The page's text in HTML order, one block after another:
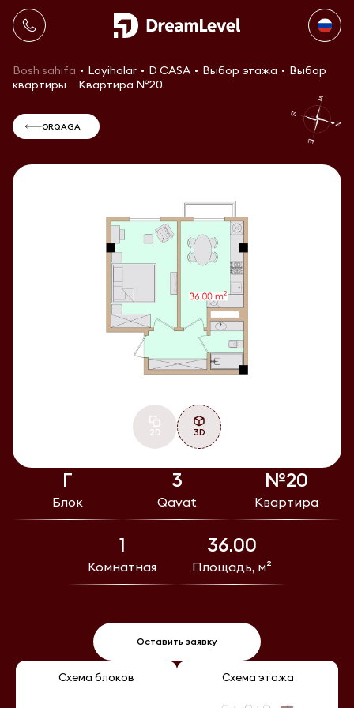
Bosh sahifa Loyihalar D CASA Выбор этажа
Выбор
квартиры
Квартира №20
Г
Блок
3
Qavat
№20
Квартира
1
Комнатная
36.00
Площадь, м²
Оставить заявку
2D 3D
Схема блоков Схема этажа
ORQAGA